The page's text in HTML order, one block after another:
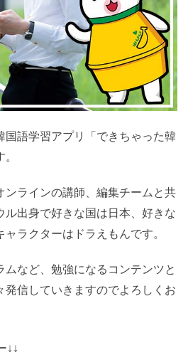
国語学習アプリ「できちゃった韓
ンラインの講師、編集チームと共
ル出身で好きな国は日本、好きな
ラクターはドラえもんです。
など、勉強になるコンテンツと
発信していきますのでよろしくお
↓↓